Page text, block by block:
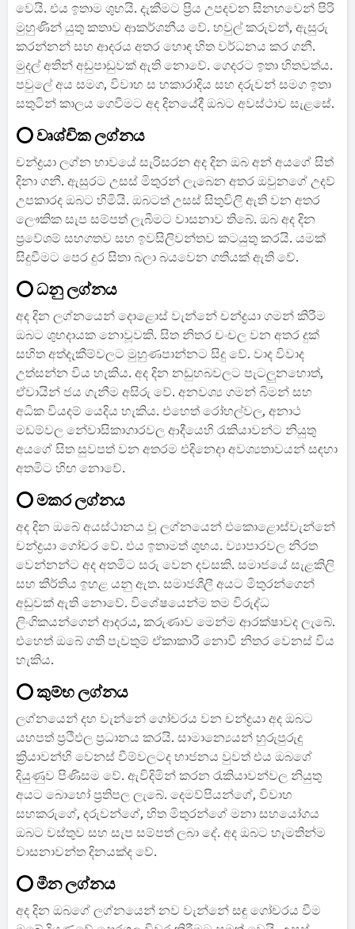
වෙයි. එය ඉතාම ශුභයි. දැකීමට ප්‍රිය උපදවන සිනහවෙන් පිරි
මුහුණින් යුතු කතාව ආකර්ශනීය වේ. හවුල් කරුවන්, ඇසුරු
කරන්නන් සහ ආදරය අතර හොඳ හිත වර්ධනය කර ගනී.
මුදල් අතින් අඩුපාඩුවක් ඇති නොවේ. ගෙදරට ඉතා හිතවත්ය.
පවුලේ අය සමග, විවාහ ස හකාරාදිය සහ දරුවන් සමග ඉතා
සතුටින් කාලය ගෙවීමට අද දිනයේදී ඔබට අවස්ථාව සැළසේ.
⭕ වෘශ්චික ලග්නය
චන්ද්‍රයා ලග්න භාවයේ සැරිසරන අද දින ඔබ අන් අයගේ සිත්
දිනා ගනී. ඇසුරට උසස් මිතුරන් ලැබෙන අතර ඔවුනගේ උදව්
උපකාරද ඔබට හිමියි. ඔබටත් උසස් සිතුවිලි ඇති වන අතර
ලෞකික සැප සම්පත් ලැබීමට වාසනාව ති‍බේ. ඔබ අද දින
ප්‍රවේශම් සහගතව සහ ඉවසිලිවන්තව කටයුතු කරයි. යමක්
සිදුවීමට පෙර දුර සිතා බලා බයවෙන ගතියක් ඇති වේ.
⭕ ධනු ලග්නය
අද දින ලග්නයෙන් දොළොස් වැන්නේ චන්ද්‍රයා ගමන් කිරීම
ඔබට ශුභදායක නොවූවකි. සිත නිතර චංචල වන අතර දුක්
සහිත අත්දැකීම්වලට මුහුණපාන්නට සිදු වේ. වාද විවාද
උත්සන්න විය හැකිය. අද දින නඩුහබවලට පැටලුනහොත්,
ඒවායින් ජය ගැනීම අසිරු වේ. අනවශ්‍ය ගමන් බිමන් සහ
අධික වියදම් යෙදිය හැකිය. එහෙත් රෝහල්වල, අනාථ
මඩම්වල නේවාසිකාගාරවල ආදීයෙහි රැකියාවන්ට නියුතු
අයගේ සිත සුවපත් වන අතරම එදිනෙදා අවශ්‍යතාවයන් සඳහා
අතමිට හිඟ නොවේ.
⭕ මකර ලග්නය
අද දින ඔබේ අයස්ථානය වූ ලග්නයෙන් එකොළොස්වැන්නේ
චන්ද්‍රයා ගෝචර වේ. එය ඉතාමත් ශුභය. ව්‍යාපාරවල නිරත
වෙන්නන්ට අද අතමිට සරු වෙන දවසකි. සමාජයේ සැළකිලි
සහ කීර්තිය ඉහළ යනු ඇත. සමාජශීලී අයට මිතුරන්ගෙන්
අඩුවක් ඇති නොවේ. විශේෂයෙන්ම තම විරුද්ධ
ලිංගිකයන්ගෙන් ආදරය, කරුණාව මෙන්ම ආරක්ෂාවද ලැබේ.
එහෙත් ඔබේ ගති පැවතුම් ඒකාකාරී නොවී නිතර වෙනස් විය
හැකිය.
⭕ කුම්භ ලග්නය
ලග්නයෙන් දහ වැන්නේ ගෝචරය වන චන්ද්‍රයා අද ඔබට
යහපත් ප්‍රථිඵල ප්‍රධානය කරයි. සාමාන්‍යෙයන් හුරුපුරුදු
ක්‍රියාවන්හි වෙනස් වීම්වලටද භාජනය වුවත් එය ඔබගේ
දියුණුව පිණිසම වේ. ඇවිදිමින් කරන රැකියාවන්වල නියුතු
අයට බොහෝ ප්‍රතිපල ලැබේ. දෙමව්පියන්ගේ, විවාහ
සහකරුගේ, දරුවන්ගේ, හිත මිතුරන්ගේ මනා සහයෝගය
ඔබට වස්තුව සහ සැප සම්පත් ලබා දේ. අද ඔබට හැමතින්ම
වාසනාවන්ත දිනයක්ද වේ.
⭕ මීන ලග්නය
අද දින ඔබගේ ලග්නයෙන් නව වැන්නේ සඳු ගෝචරය වීම